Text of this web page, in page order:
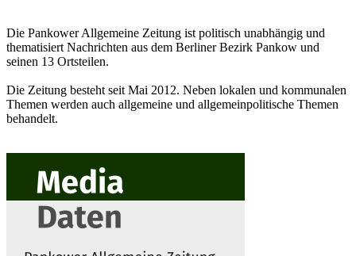
Die Pankower Allgemeine Zeitung ist politisch unabhängig und
thematisiert Nachrichten aus dem Berliner Bezirk Pankow und
seinen 13 Ortsteilen.
Die Zeitung besteht seit Mai 2012. Neben lokalen und kommunalen
Themen werden auch allgemeine und allgemeinpolitische Themen
behandelt.